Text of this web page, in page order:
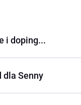
i doping...
dla Senny